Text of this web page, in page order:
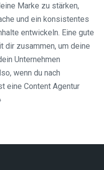
Marke zu stärken,
und ein konsistentes
entwickeln. Eine gute
dir zusammen, um deine
Unternehmen
wenn du nach
eine Content Agentur